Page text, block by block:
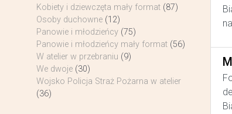
Kobiety i dziewczęta mały format (87)
Osoby duchowne (12)
Panowie i młodzieńcy (75)
Panowie i młodzieńcy mały format (56)
W atelier w przebraniu (9)
We dwoje (30)
Wojsko Policja Straż Pożarna w atelier
(36)